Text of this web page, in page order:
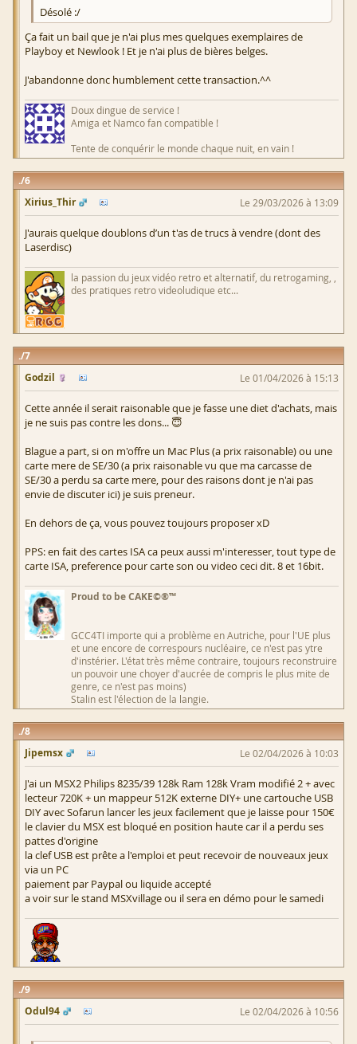
Désolé :/
Ça fait un bail que je n'ai plus mes quelques exemplaires de
Playboy et Newlook ! Et je n'ai plus de bières belges.
J'abandonne donc humblement cette transaction.^^
Doux dingue de service !
Amiga et Namco fan compatible !
Tente de conquérir le monde chaque nuit, en vain !
6
Xirius_Thir
Le 29/03/2026 à 13:09
J'aurais quelque doublons d’un t'as de trucs à vendre (dont des
Laserdisc)
la passion du jeux vidéo retro et alternatif, du retrogaming, ,
des pratiques retro videoludique etc...
7
Godzil
Le 01/04/2026 à 15:13
Cette année il serait raisonable que je fasse une diet d'achats, mais
je ne suis pas contre les dons... 😇
Blague a part, si on m'offre un Mac Plus (a prix raisonable) ou une
carte mere de SE/30 (a prix raisonable vu que ma carcasse de
SE/30 a perdu sa carte mere, pour des raisons dont je n'ai pas
envie de discuter ici) je suis preneur.
En dehors de ça, vous pouvez toujours proposer xD
PPS: en fait des cartes ISA ca peux aussi m'interesser, tout type de
carte ISA, preference pour carte son ou video ceci dit. 8 et 16bit.
Proud to be CAKE©®™
GCC4TI importe qui a problème en Autriche, pour l'UE plus
et une encore de correspours nucléaire, ce n'est pas ytre
d'instérier. L'état très même contraire, toujours reconstruire
un pouvoir une choyer d'aucrée de compris le plus mite de
genre, ce n'est pas moins)
Stalin est l'élection de la langie.
8
Jipemsx
Le 02/04/2026 à 10:03
J'ai un MSX2 Philips 8235/39 128k Ram 128k Vram modifié 2 + avec
lecteur 720K + un mappeur 512K externe DIY+ une cartouche USB
DIY avec Sofarun lancer les jeux facilement que je laisse pour 150€
le clavier du MSX est bloqué en position haute car il a perdu ses
pattes d'origine
la clef USB est prête a l'emploi et peut recevoir de nouveaux jeux
via un PC
paiement par Paypal ou liquide accepté
a voir sur le stand MSXvillage ou il sera en démo pour le samedi
9
Odul94
Le 02/04/2026 à 10:56